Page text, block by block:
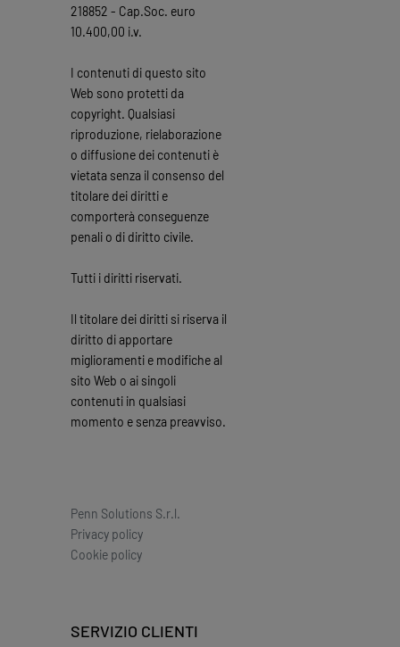
218852 - Cap.Soc. euro
10.400,00 i.v.
I contenuti di questo sito
Web sono protetti da
copyright. Qualsiasi
riproduzione, rielaborazione
o diffusione dei contenuti è
vietata senza il consenso del
titolare dei diritti e
comporterà conseguenze
penali o di diritto civile.
Tutti i diritti riservati.
Il titolare dei diritti si riserva il
diritto di apportare
miglioramenti e modifiche al
sito Web o ai singoli
contenuti in qualsiasi
momento e senza preavviso.
Penn Solutions S.r.l.
Privacy policy
Cookie policy
SERVIZIO CLIENTI